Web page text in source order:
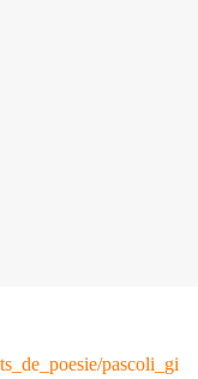
pascoli_gi